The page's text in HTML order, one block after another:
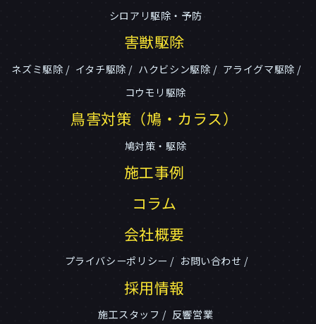
シロアリ駆除・予防
害獣駆除
ネズミ駆除 イタチ駆除 ハクビシン駆除
アライグマ駆除
コウモリ駆除
鳥害対策（鳩・カラス）
鳩対策・駆除
施工事例
コラム
会社概要
プライバシーポリシー お問い合わせ
採用情報
施工スタッフ 反響営業